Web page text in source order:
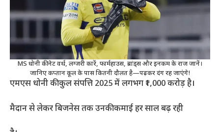
MS धोनी की नेट वर्थ, लग्जरी कारें, फार्महाउस, ब्रांड्स और इनकम के राज जानें।
जानिए कप्तान कूल के पास कितनी दौलत है—पढ़कर दंग रह जाएंगे!
एमएस धोनी की कुल संपत्ति 2025 में लगभग ₹1,000 करोड़ है।
मैदान से लेकर बिजनेस तक उनकी कमाई हर साल बढ़ रही